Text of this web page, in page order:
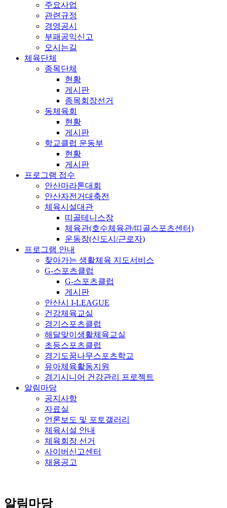
주요사업
관련규정
경영공시
부패공익신고
오시는길
체육단체
종목단체
현황
게시판
종목회장선거
동체육회
현황
게시판
학교클럽 운동부
현황
게시판
프로그램 접수
안산마라톤대회
안산자전거대축전
체육시설대관
띠골테니스장
체육관(호수체육관/띠골스포츠센터)
운동장(신도시/근로자)
프로그램 안내
찾아가는 생활체육 지도서비스
G-스포츠클럽
G-스포츠클럽
게시판
안산시 I-LEAGUE
건강체육교실
경기스포츠클럽
해달맞이생활체육교실
초등스포츠클럽
경기도꿈나무스포츠학교
유아체육활동지원
경기시니어 건강관리 프로젝트
알림마당
공지사항
자료실
언론보도 및 포토갤러리
체육시설 안내
체육회장 선거
사이버신고센터
채용공고
알림마당